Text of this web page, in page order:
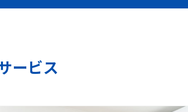
ービス